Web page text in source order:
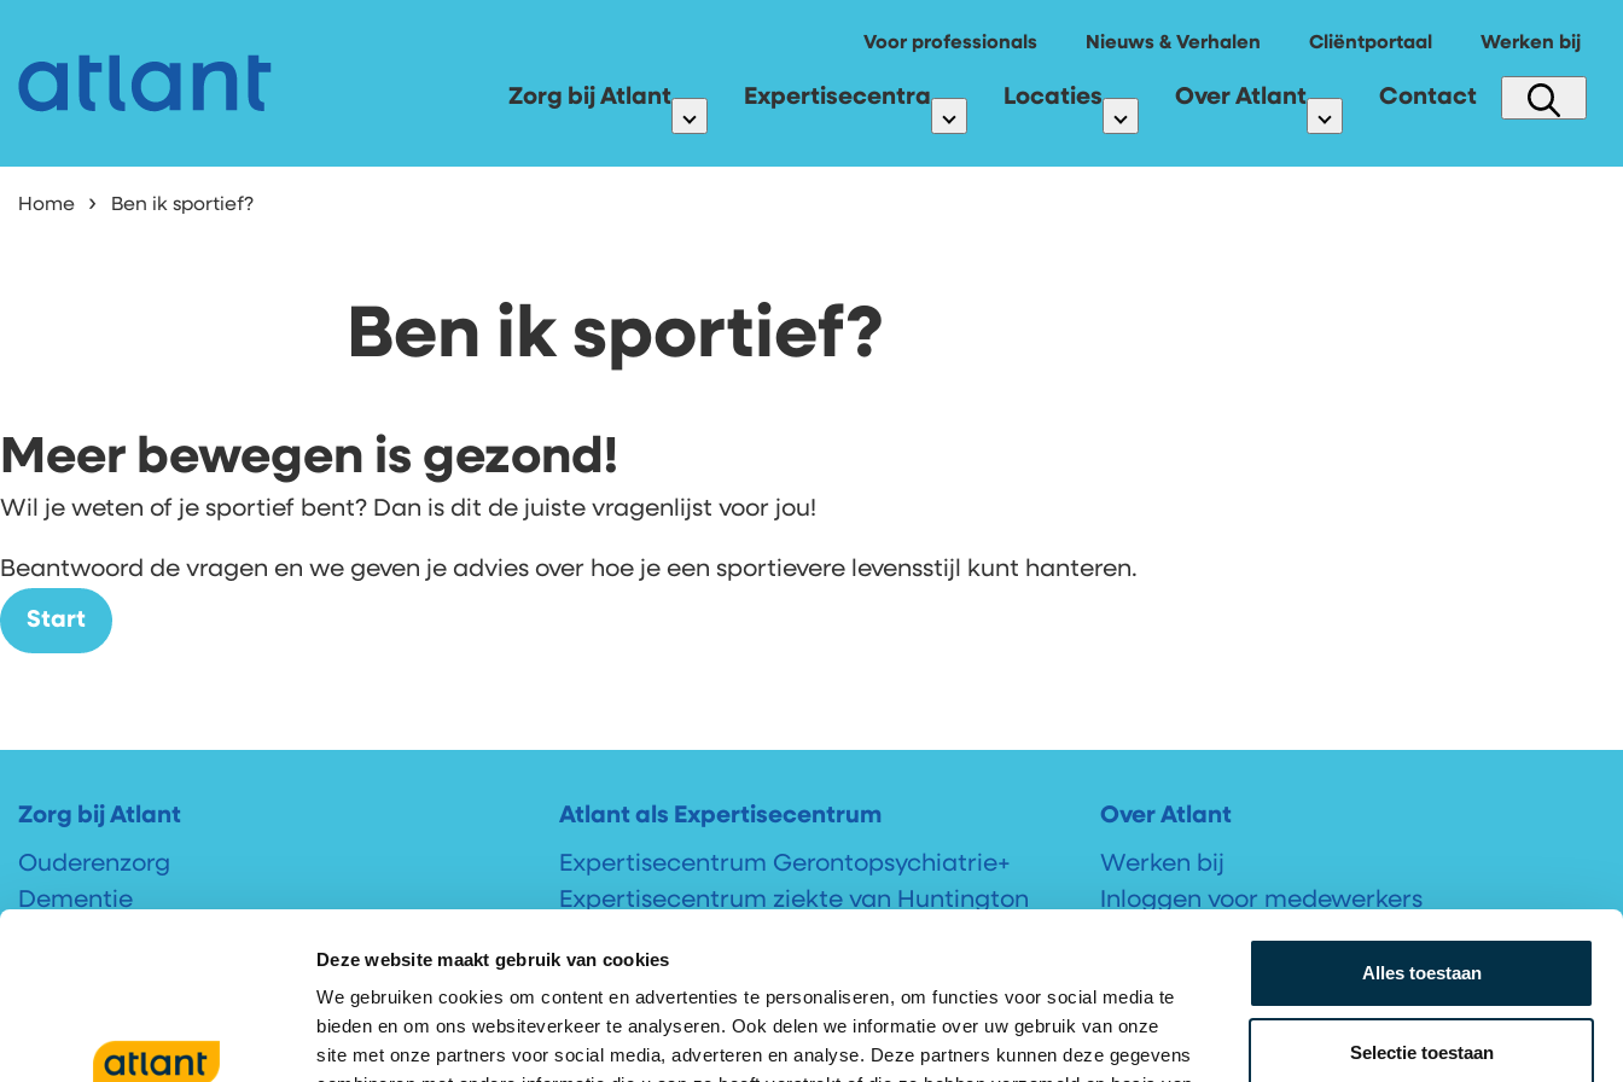
Deze website maakt gebruik van cookies
We gebruiken cookies om content en advertenties te personaliseren, om functies voor social media te
bieden en om ons websiteverkeer te analyseren. Ook delen we informatie over uw gebruik van onze
site met onze partners voor social media, adverteren en analyse. Deze partners kunnen deze gegevens
Alles toestaan
Selectie toestaan
Voor professionals Nieuws & Verhalen Cliëntportaal Werken bij
Zorg bij Atlant Expertisecentra Locaties Over Atlant Contact
Home Ben ik sportief?
Ben ik sportief?
Meer bewegen is gezond!
Wil je weten of je sportief bent? Dan is dit de juiste vragenlijst voor jou!
Beantwoord de vragen en we geven je advies over hoe je een sportievere levensstijl kunt hanteren.
Start
Zorg bij Atlant
Ouderenzorg
Dementie
Locaties
Atlant als Expertisecentrum
Expertisecentrum Gerontopsychiatrie+
Expertisecentrum ziekte van Huntington
Onderzoek & Innovatie
Over Atlant
Werken bij
Inloggen voor medewerkers
Cliëntportaal